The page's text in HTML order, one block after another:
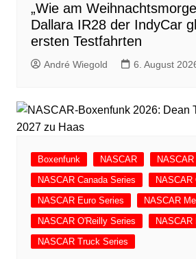
„Wie am
Dallara IR28 der IndyCar
ersten Testfahrten
André Wiegold 6. August
Boxenfunk NASCAR
NASCAR Canada Series
NASCAR
NASCAR Euro Series
NASCAR
NASCAR O'Reilly Series
NASCAR
NASCAR Truck Series